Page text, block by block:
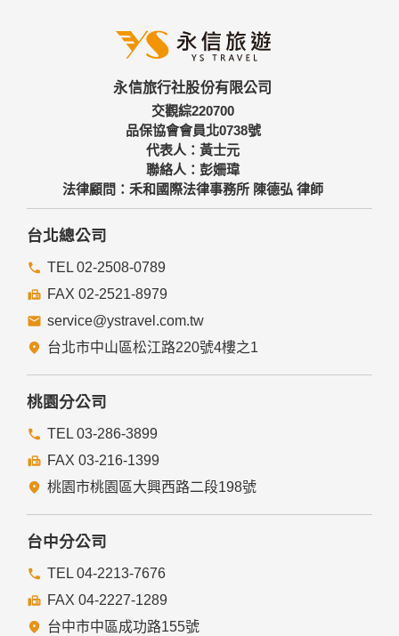
永信旅行社股份有限公司
交觀綜220700
品保協會會員北0738號
代表人：黃士元
聯絡人：彭姍瑋
法律顧問：禾和國際法律事務所 陳德弘 律師
台北總公司
TEL 02-2508-0789
FAX 02-2521-8979
service@ystravel.com.tw
台北市中山區松江路220號4樓之1
桃園分公司
TEL 03-286-3899
FAX 03-216-1399
桃園市桃園區大興西路二段198號
台中分公司
TEL 04-2213-7676
FAX 04-2227-1289
台中市中區成功路155號